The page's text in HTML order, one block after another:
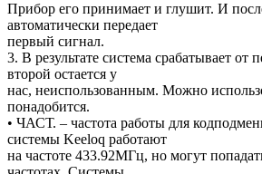
Прибор его принимает и глушит. И
автоматически передает
первый сигнал.
3. В результате система срабатывает от
второй остается у
нас, неиспользованным. Можно
понадобится.
• ЧАСТ. – частота работы для
системы Keeloq работают
на частоте 433.92МГц, но могут